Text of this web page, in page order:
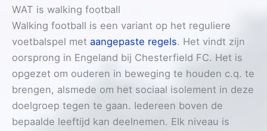
WAT is walking football
Walking football is een variant op het reguliere
voetbalspel met aangepaste regels. Het vindt zijn
oorsprong in Engeland bij Chesterfield FC. Het is
opgezet om ouderen in beweging te houden c.q. te
brengen, alsmede om het sociaal isolement in deze
doelgroep tegen te gaan. Iedereen boven de
bepaalde leeftijd kan deelnemen. Elk niveau is